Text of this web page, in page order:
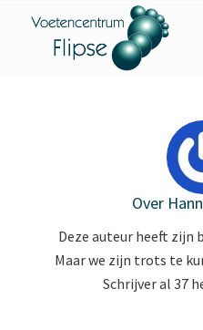
Over
Deze auteur heeft zijn
Maar we zijn trots te
Schrijveral 37